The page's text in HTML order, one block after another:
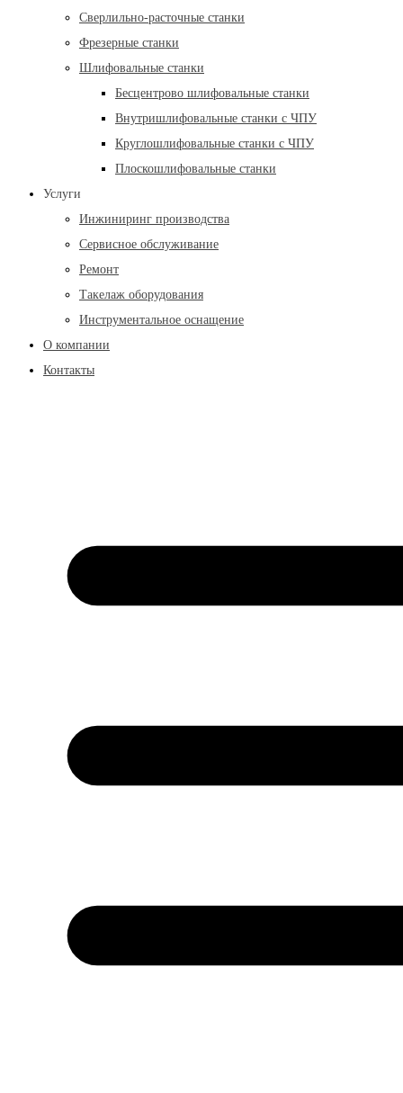
Сверлильно-расточные станки
Фрезерные станки
Шлифовальные станки
Бесцентрово шлифовальные станки
Внутришлифовальные станки с ЧПУ
Круглошлифовальные станки с ЧПУ
Плоскошлифовальные станки
Услуги
Инжиниринг производства
Сервисное обслуживание
Ремонт
Такелаж оборудования
Инструментальное оснащение
О компании
Контакты